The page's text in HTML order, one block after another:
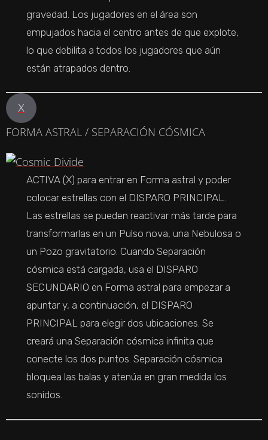
gravedad. Los jugadores en el área son
empujados hacia el centro antes de que explote,
lo que debilita a todos los jugadores que aún
están atrapados dentro.
X
FORMA ASTRAL / SEPARACIÓN CÓSMICA
ACTIVA (X) para entrar en Forma astral y poder
colocar estrellas con el DISPARO PRINCIPAL.
Las estrellas se pueden reactivar más tarde para
transformarlas en un Pulso nova, una Nebulosa o
un Pozo gravitatorio. Cuando Separación
cósmica está cargada, usa el DISPARO
SECUNDARIO en Forma astral para empezar a
apuntar y, a continuación, el DISPARO
PRINCIPAL para elegir dos ubicaciones. Se
creará una Separación cósmica infinita que
conecte los dos puntos. Separación cósmica
bloquea las balas y atenúa en gran medida los
sonidos.